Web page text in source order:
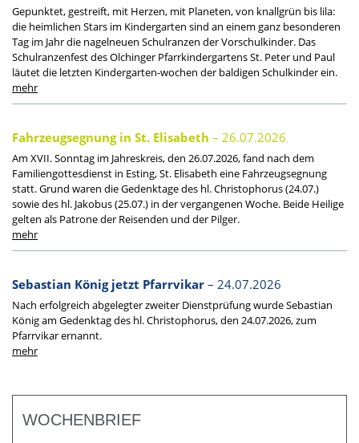
Gepunktet, gestreift, mit Herzen, mit Planeten, von knallgrün bis lila:
die heimlichen Stars im Kindergarten sind an einem ganz besonderen
Tag im Jahr die nagelneuen Schulranzen der Vorschulkinder. Das
Schulranzenfest des Olchinger Pfarrkindergartens St. Peter und Paul
läutet die letzten Kindergarten-wochen der baldigen Schulkinder ein.
Fahrzeugsegnung in St. Elisabeth – 26.07.2026
Am XVII. Sonntag im Jahreskreis, den 26.07.2026, fand nach dem
Familiengottesdienst in Esting, St. Elisabeth eine Fahrzeugsegnung
statt. Grund waren die Gedenktage des hl. Christophorus (24.07.)
sowie des hl. Jakobus (25.07.) in der vergangenen Woche. Beide Heilige
gelten als Patrone der Reisenden und der Pilger.
Sebastian König jetzt Pfarrvikar– 24.07.2026
Nach erfolgreich abgelegter zweiter Dienstprüfung wurde Sebastian
König am Gedenktag des hl. Christophorus, den 24.07.2026, zum
Pfarrvikar ernannt.
WOCHENBRIEF